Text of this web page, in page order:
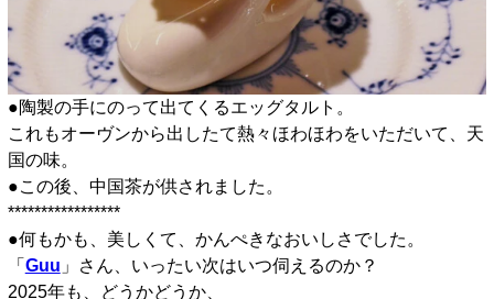
●陶製の手にのって出てくるエッグタルト。
これもオーヴンから出したて熱々ほわほわをいただいて、天
国の味。
●この後、中国茶が供されました。
*****************
●何もかも、美しくて、かんぺきなおいしさでした。
「 Guu 」さん、いったい次はいつ伺えるのか？
2025年も、どうかどうか、